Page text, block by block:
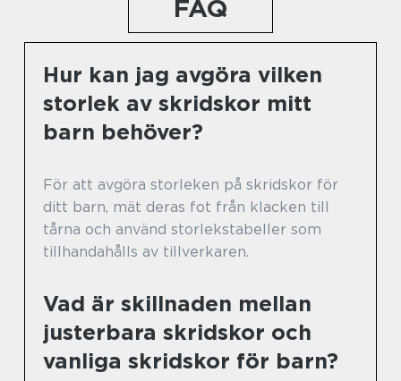
FAQ
Hur kan jag avgöra vilken
storlek av skridskor mitt
barn behöver?
För att avgöra storleken på skridskor för
ditt barn, mät deras fot från klacken till
tårna och använd storlekstabeller som
tillhandahålls av tillverkaren.
Vad är skillnaden mellan
justerbara skridskor och
vanliga skridskor för barn?